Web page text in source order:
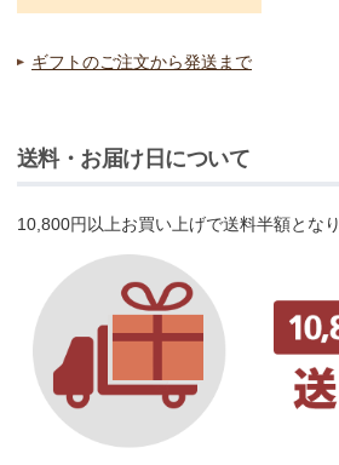
ギフトのご注文から発送まで
送料・お届け日について
10,800円以上お買い上げで送料半額となり